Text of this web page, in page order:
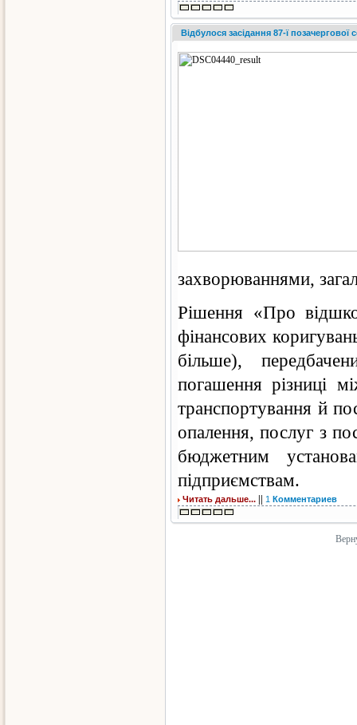
Відбулося засідання 87-ї позачергової
захворюваннями,
Рішення «Про
фінансових
більше),
погашення різниці
транспортування й
опалення, послуг з
бюджетним
підприємствам.
Читать дальше... 1 Комментариев